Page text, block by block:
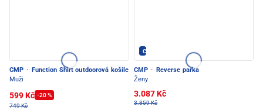
CMP ·
Function Shirt outdoorová košile
Muži
599 Kč -20 %
749 Kč
CMP - PEC POD SNĚŽKOU
CMP ·
Reverse parka
Ženy
3.087 Kč
3.859 Kč